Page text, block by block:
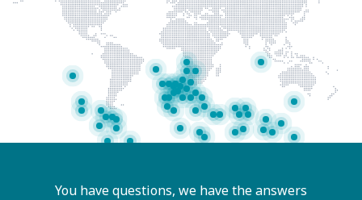
You have questions, we have the answers